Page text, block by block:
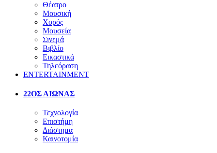
Θέατρο
Μουσική
Χορός
Μουσεία
Σινεμά
Βιβλίο
Εικαστικά
Τηλεόραση
ENTERTAINMENT
22ΟΣ ΑΙΩΝΑΣ
Τεχνολογία
Επιστήμη
Διάστημα
Καινοτομία